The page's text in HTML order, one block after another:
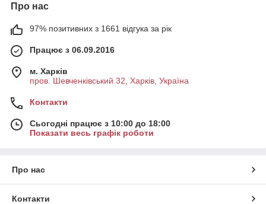
Про нас
97% позитивних з 1661 відгука за рік
Працює з 06.09.2016
м. Харків
пров. Шевченківський 32, Харків, Україна
Контакти
Сьогодні працює з 10:00 до 18:00
Показати весь графік роботи
Про нас
Контакти